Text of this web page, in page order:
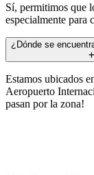
Sí, permitimos que
especialmente para
¿Dónde se
Estamos ubicados
Aeropuerto
pasan por la zona!